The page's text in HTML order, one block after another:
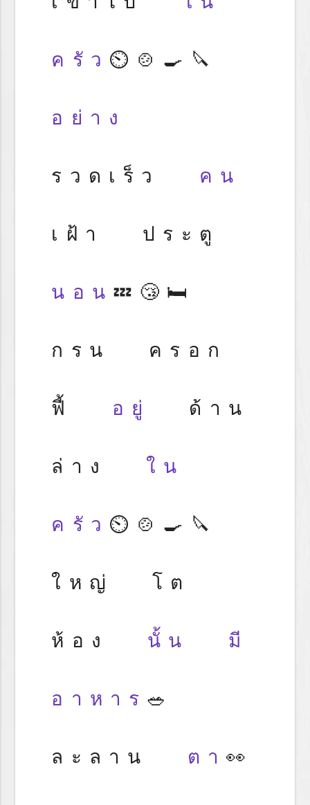
ครัว ⏲️🍲🍳🔪
อย่าง
รวดเร็ว คน
เฝ้า ประตู
นอน 💤😴🛏️
กรน ครอก
ฟี้ อยู่ ด้าน
ล่าง ใน
ครัว ⏲️🍲🍳🔪
ใหญ่ โต
ห้อง นั้น มี
อาหาร 🥗
ละลาน ตา👀